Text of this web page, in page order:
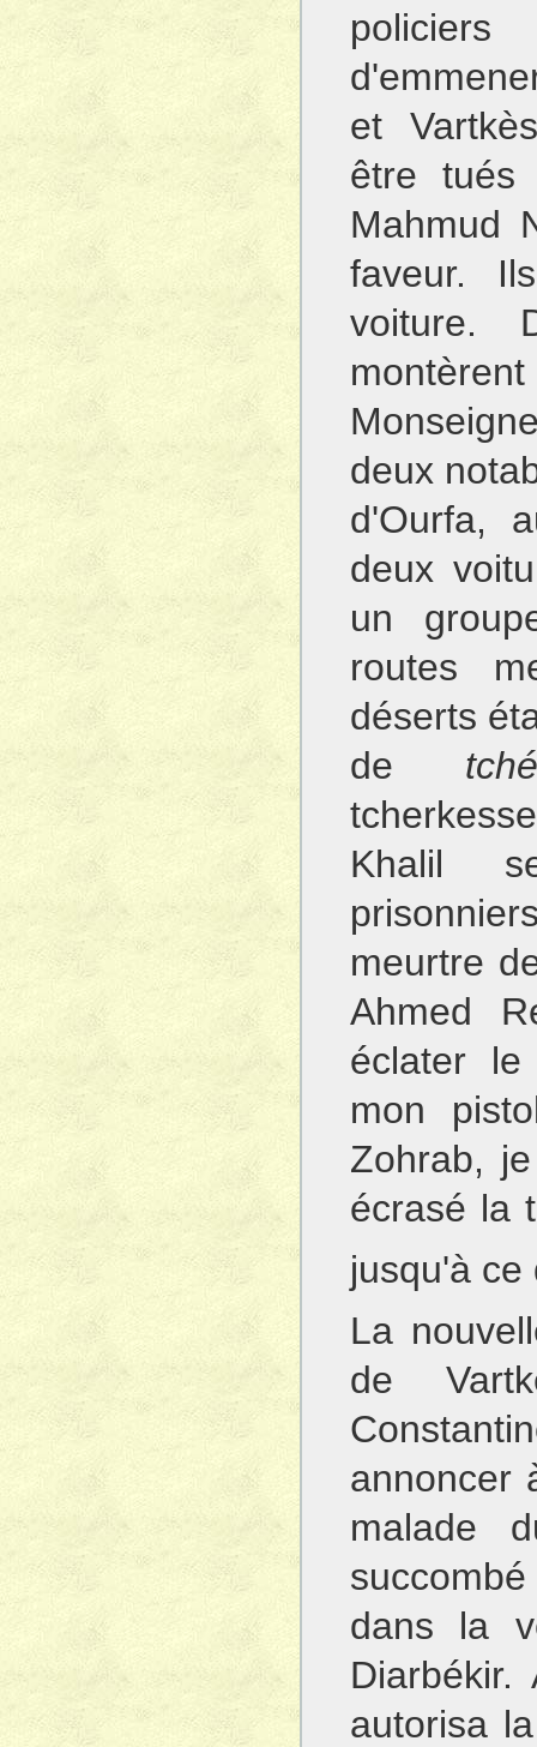
policiers
et
être tués
Mahmud
faveur.
voiture.
deux
d'Ourfa,
deux
un
routes
déserts
de
Khalil
meurtre
Ahmed
éclater
mon
Zohrab,
écrasé la
jusqu'à ce
La
de
annoncer
malade
dans la
Diarbékir.
autorisa